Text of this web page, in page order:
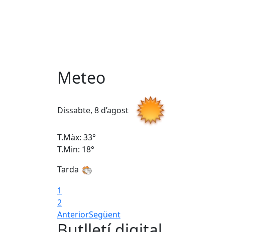
Meteo
Dissabte, 8 d’agost
T.Màx: 33°
T.Min: 18°
Tarda
1
2
AnteriorSegüent